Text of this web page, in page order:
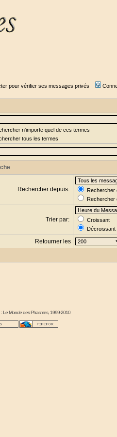
pour vérifier ses messages privés
n'importe quel de ces termes
tous les termes
Rechercher depuis:
Rechercher
Rechercher
Trier par:
Croissant
Décroissant
Retourner les
:Le Monde des Phasmes, 1999-2010